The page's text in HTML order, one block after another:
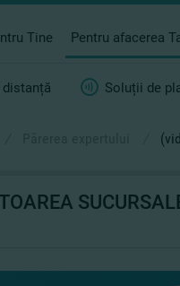
Tine Pentru afacerea
Soluții de